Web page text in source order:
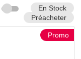
En Stock
Préacheter
Promo